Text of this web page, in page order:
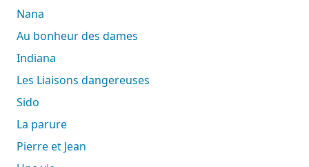
Nana
Au bonheur des dames
Indiana
Les Liaisons dangereuses
Sido
La parure
Pierre et Jean